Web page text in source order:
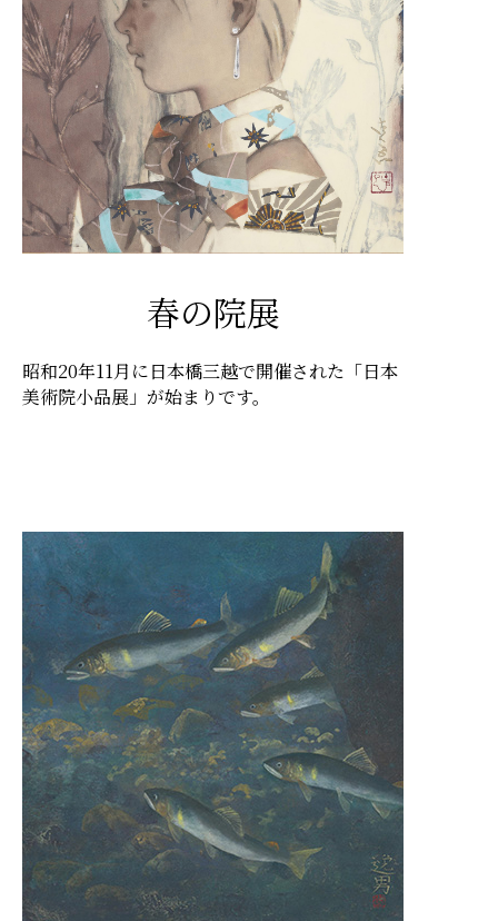
春の院展
昭和20年11月に日本橋三越で開催された「日本
美術院小品展」が始まりです。